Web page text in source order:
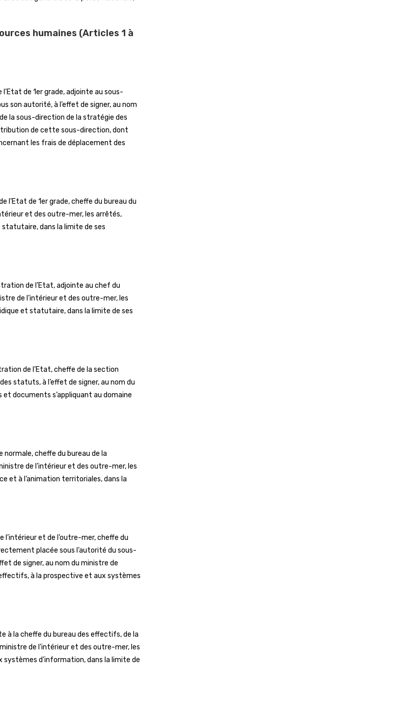
humaines (Articles 1 à
de 1er grade, adjointe au sous-
son autorité, à l’effet de signer, au nom
la sous-direction de la stratégie des
de cette sous-direction, dont
les frais de déplacement des
l’Etat de 1er grade, cheffe du bureau du
et des outre-mer, les arrêtés,
dans la limite de ses
de l’Etat, adjointe au chef du
de l’intérieur et des outre-mer, les
et statutaire, dans la limite de ses
de l’Etat, cheffe de la section
statuts, à l’effet de signer, au nom du
documents s’appliquant au domaine
normale, cheffe du bureau de la
de l’intérieur et des outre-mer, les
et à l’animation territoriales, dans la
l’intérieur et de l’outre-mer, cheffe du
placée sous l’autorité du sous-
de signer, au nom du ministre de
à la prospective et aux systèmes
à la cheffe du bureau des effectifs, de la
de l’intérieur et des outre-mer, les
d’information, dans la limite de